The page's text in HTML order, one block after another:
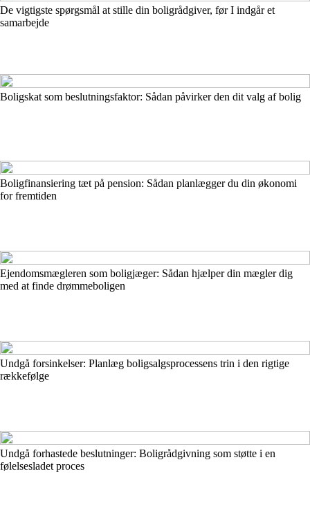
De vigtigste spørgsmål at stille din boligrådgiver, før I indgår et
samarbejde
Boligskat som beslutningsfaktor: Sådan påvirker den dit valg af bolig
Boligfinansiering tæt på pension: Sådan planlægger du din økonomi
for fremtiden
Ejendomsmægleren som boligjæger: Sådan hjælper din mægler dig
med at finde drømmeboligen
Undgå forsinkelser: Planlæg boligsalgsprocessens trin i den rigtige
rækkefølge
Undgå forhastede beslutninger: Boligrådgivning som støtte i en
følelsesladet proces